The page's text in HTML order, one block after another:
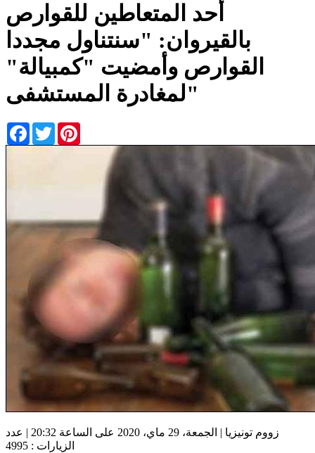
أحد المتعاطين للقوارص
بالقيروان: "سنتناول مجددا
القوارص وأمضيت "كمبيالة"
لمغادرة المستشفى"
Facebook
Twitter
زووم تونيزيا | الجمعة، 29 ماي، 2020 على الساعة 20:32 | عدد
الزيارات : 4995